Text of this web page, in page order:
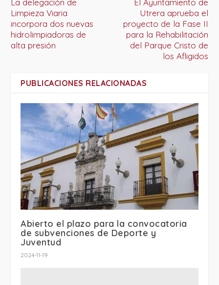
La delegación de
Limpieza Viaria
incorpora dos nuevas
hidrolimpiadoras de
alta presión
El Ayuntamiento de
Utrera aprueba el
proyecto de la Fase II
para la Rehabilitación
del Parque Cristo de
los Afligidos
PUBLICACIONES RELACIONADAS
Abierto el plazo para la convocatoria
de subvenciones de Deporte y
Juventud
2024-11-19